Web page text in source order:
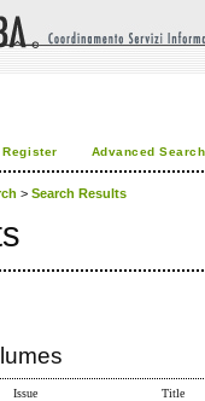
Register Advanced Search
> Search Results
Issue Title